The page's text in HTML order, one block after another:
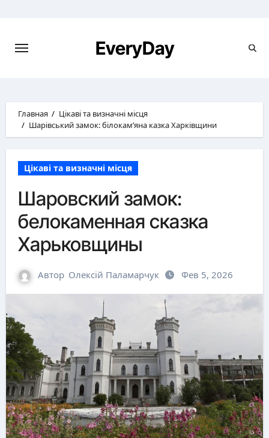
EveryDay
Главная
Цікаві та визначні місця
Шарівський замок: білокам’яна казка Харківщини
Цікаві та визначні місця
Шаровский замок:
белокаменная сказка
Харьковщины
Автор Олексій Паламарчук Фев 5, 2026